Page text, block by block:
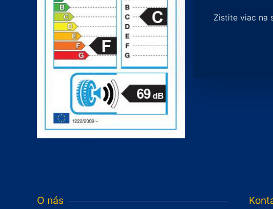
Zistite viac na
O nás